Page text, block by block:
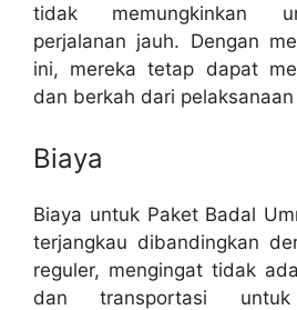
tidak memungkinkan
perjalanan jauh. Dengan
ini, mereka tetap dapat
dan berkah dari
Biaya
Biaya untuk Paket Badal
terjangkau dibandingkan
reguler, mengingat tidak
dan transportasi